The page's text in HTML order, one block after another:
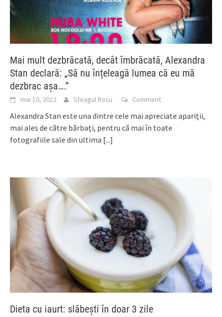
Mai mult dezbrăcată, decât îmbrăcată, Alexandra
Stan declară: „Să nu înțeleagă lumea că eu mă
dezbrac așa….”
mai 10, 2022 Steagul Rosu Comment
Alexandra Stan este una dintre cele mai apreciate apariții,
mai ales de către bărbați, pentru că mai în toate
fotografiile sale din ultima [...]
Dieta cu iaurt: slăbești în doar 3 zile